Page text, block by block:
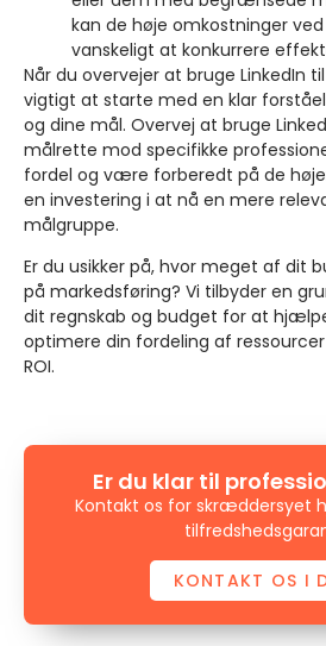
kan de høje omkostninger
vanskeligt at konkurrere
Når du overvejer at bruge LinkedIn
vigtigt at starte med en klar
og dine mål. Overvej at bruge
målrette mod specifikke
fordel og være forberedt på de
en investering i at nå en mere
målgruppe.
Er du usikker på, hvor meget af dit
på markedsføring? Vi tilbyder en
dit regnskab og budget for at
optimere din fordeling af
ROI.
Er du klar til
Kontakt os for skræddersyet
KONTAKT OS I